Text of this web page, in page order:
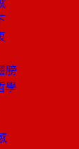
膀
學